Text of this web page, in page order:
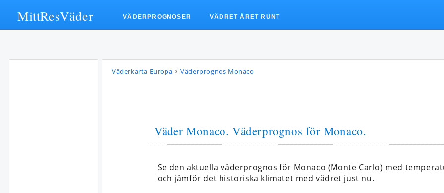
Väderkarta Europa Väderprognos Monaco
Väder Monaco. Väderprognos för Monaco.
Se den aktuella väderprognos för Monaco (Monte Carlo) med
och jämför det historiska klimatet med vädret just nu.
MittResVäder VÄDERPROGNOSER VÄDRET ÅRET RUNT